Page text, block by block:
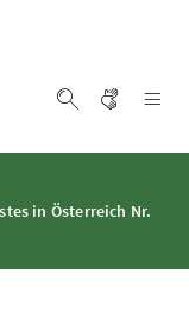
in Österreich Nr.